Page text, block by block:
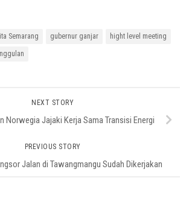
Semarang gubernur ganjar hight level meeting
NEXT STORY
Norwegia Jajaki Kerja Sama Transisi Energi
PREVIOUS STORY
Jalan di Tawangmangu Sudah Dikerjakan